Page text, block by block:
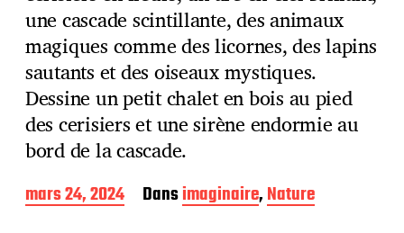
une cascade scintillante, des animaux
magiques comme des licornes, des lapins
sautants et des oiseaux mystiques.
Dessine un petit chalet en bois au pied
des cerisiers et une sirène endormie au
bord de la cascade.
D
a
mars 24, 2024 Dansimaginaire,Nature